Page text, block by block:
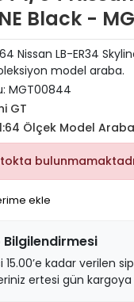
Black -
Nissan LB-ER34
model araba.
MGT00844
GT
Ölçek Model
ekle
Bilgilendirmesi
kadar verilen
ertesi gün